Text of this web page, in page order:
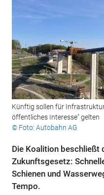
Künftig sollen für
öffentliches Interesse" gelten
© Foto: Autobahn AG
Die Koalition beschließt
Zukunftsgesetz:
Schienen und
Tempo.